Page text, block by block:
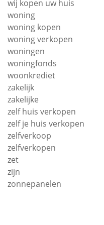
wij kopen uw huis
woning
woning kopen
woning verkopen
woningen
woningfonds
woonkrediet
zakelijk
zakelijke
zelf huis verkopen
zelf je huis verkopen
zelfverkoop
zelfverkopen
zet
zijn
zonnepanelen